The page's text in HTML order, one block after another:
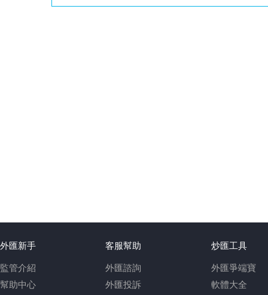
外匯新手
監管介紹
幫助中心
客服幫助
外匯諮詢
外匯投訴
炒匯工具
外匯爭端寶
軟體大全